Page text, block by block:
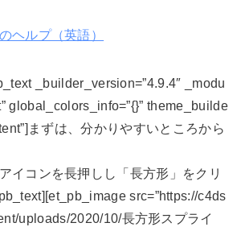
ヘルプ（英語）
_builder_version=”4.9.4″ _modu
global_colors_info=”{}” theme_builde
まずは、分かりやすいところから
イコンを長押しし「長方形」をクリ
src=”https://c4ds
uploads/2020/10/長方形スプライ